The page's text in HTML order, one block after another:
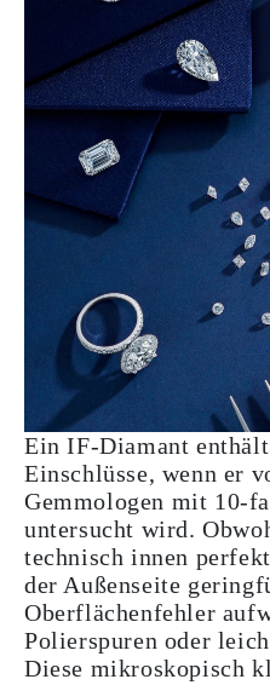
Ein IF-Diamant
Einschlüsse, wenn er
Gemmologen mit 10-
untersucht wird.
technisch innen
der Außenseite
Oberflächenfehler
Polierspuren oder
Diese mikroskopisch